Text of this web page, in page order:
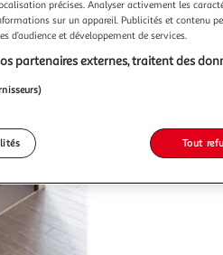
précises. Analyser activement les
sur un appareil. Publicités et contenu
d’audience et développement de services.
partenaires externes, traitent des
Tout